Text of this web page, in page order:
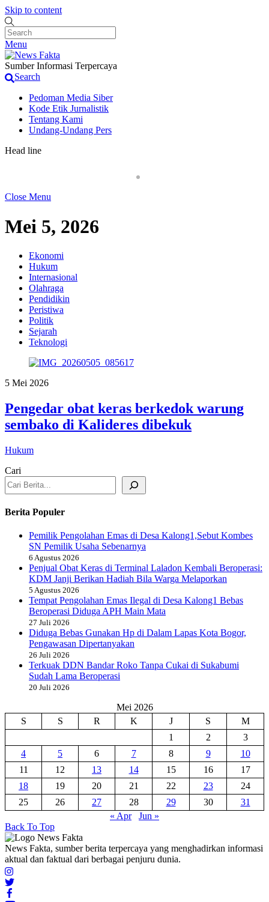
Skip to content
Menu
Sumber Informasi Terpercaya
Search
Pedoman Media Siber
Kode Etik Jurnalistik
Tentang Kami
Undang-Undang Pers
Head line
Pemilik Pengolahan Emas di Desa Kalong1,Sebut
Close Menu
Mei 5, 2026
Ekonomi
Hukum
Internasional
Olahraga
Pendidikin
Peristiwa
Politik
Sejarah
Teknologi
5 Mei 2026
Pengedar obat keras berkedok warung
sembako di Kalideres dibekuk
Hukum
Cari
Berita Populer
Pemilik Pengolahan Emas di Desa Kalong1,Sebut Kombes
SN Pemilik Usaha Sebenarnya
6 Agustus 2026
Penjual Obat Keras di Terminal Laladon Kembali Beroperasi:
KDM Janji Berikan Hadiah Bila Warga Melaporkan
5 Agustus 2026
Tempat Pengolahan Emas Ilegal di Desa Kalong1 Bebas
Beroperasi Diduga APH Main Mata
27 Juli 2026
Diduga Bebas Gunakan Hp di Dalam Lapas Kota Bogor,
Pengawasan Dipertanyakan
26 Juli 2026
Terkuak DDN Bandar Roko Tanpa Cukai di Sukabumi
Sudah Lama Beroperasi
20 Juli 2026
Mei 2026
S
S R K J S
M
1
2
3
4
5 6 7 8 9
10
11
12 13 14 15 16
17
18
19 20 21 22 23
24
25
26 27 28 29 30
31
« Apr
Jun »
Back To Top
News Fakta, sumber berita terpercaya yang menghadirkan informasi
aktual dan faktual dari berbagai penjuru dunia.